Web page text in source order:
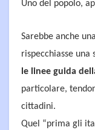
Uno del popolo,
Sarebbe anche
rispecchiasse una
le linee guida
particolare,
cittadini.
Quel “prima gli